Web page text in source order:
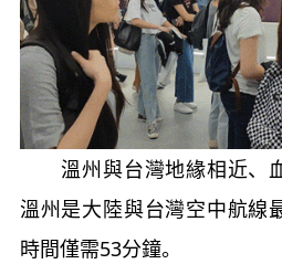
溫州與台灣地緣相近、血
溫州是大陸與台灣空中航線
時間僅需53分鐘。